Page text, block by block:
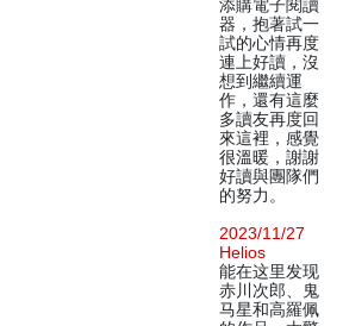
添購電子閱讀
器，抱著試一
試的心情再度
連上好讀，沒
想到繼續運
作，還有這麼
多讀友再度回
來這裡，感覺
很溫暖，謝謝
好讀與團隊們
的努力。
2023/11/27
Helios
能在这里发现
赤川次郎、鬼
马星和高羅佩